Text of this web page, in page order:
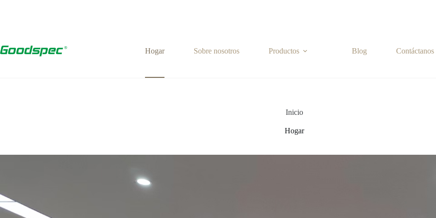
Hogar Sobre nosotros Productos Blog Contáctanos
Inicio
Hogar